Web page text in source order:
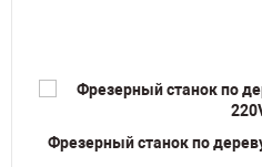
Фрезерный станок по